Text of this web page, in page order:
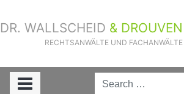
DR. WALLSCHEID & DROUVEN
RECHTSANWÄLTE UND FACHANWÄLTE
Sie sind hier: Aktuelle Fälle»
Anwaltskanzlei Waltemathe? Kostenlose